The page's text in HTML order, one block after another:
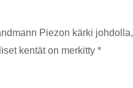
Piezon kärki
kentät on merkitty *